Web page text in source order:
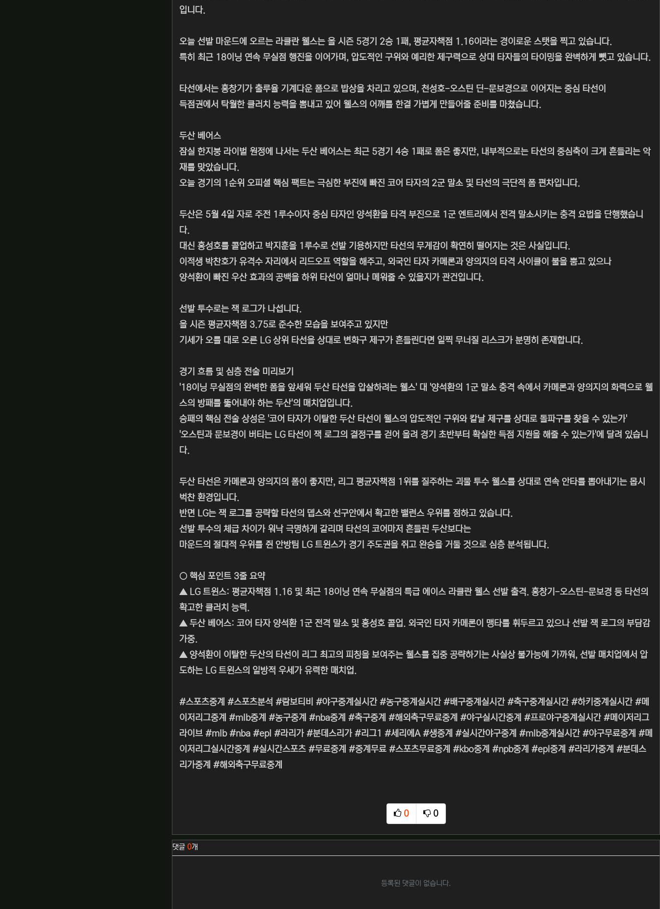
입니다.
오늘 선발 마운드에 오르는 라클란 웰스는 올 시즌 5경기 2승 1패, 평균자책점 1.16이라는 경이로운 스탯을 찍고 있습니다.
특히 최근 18이닝 연속 무실점 행진을 이어가며, 압도적인 구위와 예리한 제구력으로 상대 타자들의 타이밍을 완벽하게 뺏고 있습니다.
타선에서는 홍창기가 출루율 기계다운 폼으로 밥상을 차리고 있으며, 천성호-오스틴 딘-문보경으로 이어지는 중심 타선이
득점권에서 탁월한 클러치 능력을 뽐내고 있어 웰스의 어깨를 한결 가볍게 만들어줄 준비를 마쳤습니다.
두산 베어스
잠실 한지붕 라이벌 원정에 나서는 두산 베어스는 최근 5경기 4승 1패로 폼은 좋지만, 내부적으로는 타선의 중심축이 크게 흔들리는 악
재를 맞았습니다.
오늘 경기의 1순위 오피셜 핵심 팩트는 극심한 부진에 빠진 코어 타자의 2군 말소 및 타선의 극단적 폼 편차입니다.
두산은 5월 4일 자로 주전 1루수이자 중심 타자인 양석환을 타격 부진으로 1군 엔트리에서 전격 말소시키는 충격 요법을 단행했습니
다.
대신 홍성호를 콜업하고 박지훈을 1루수로 선발 기용하지만 타선의 무게감이 확연히 떨어지는 것은 사실입니다.
이적생 박찬호가 유격수 자리에서 리드오프 역할을 해주고, 외국인 타자 카메론과 양의지의 타격 사이클이 불을 뿜고 있으나
양석환이 빠진 우산 효과의 공백을 하위 타선이 얼마나 메워줄 수 있을지가 관건입니다.
선발 투수로는 잭 로그가 나섭니다.
올 시즌 평균자책점 3.75로 준수한 모습을 보여주고 있지만
기세가 오를 대로 오른 LG 상위 타선을 상대로 변화구 제구가 흔들린다면 일찍 무너질 리스크가 분명히 존재합니다.
경기 흐름 및 심층 전술 미리보기
'18이닝 무실점의 완벽한 폼을 앞세워 두산 타선을 압살하려는 웰스' 대 '양석환의 1군 말소 충격 속에서 카메론과 양의지의 화력으로 웰
스의 방패를 뚫어내야 하는 두산'의 매치업입니다.
승패의 핵심 전술 상성은 '코어 타자가 이탈한 두산 타선이 웰스의 압도적인 구위와 칼날 제구를 상대로 돌파구를 찾을 수 있는가'
'오스틴과 문보경이 버티는 LG 타선이 잭 로그의 결정구를 걷어 올려 경기 초반부터 확실한 득점 지원을 해줄 수 있는가'에 달려 있습니
다.
두산 타선은 카메론과 양의지의 폼이 좋지만, 리그 평균자책점 1위를 질주하는 괴물 투수 웰스를 상대로 연속 안타를 뽑아내기는 몹시
벅찬 환경입니다.
반면 LG는 잭 로그를 공략할 타선의 뎁스와 선구안에서 확고한 밸런스 우위를 점하고 있습니다.
선발 투수의 체급 차이가 워낙 극명하게 갈리며 타선의 코어마저 흔들린 두산보다는
마운드의 절대적 우위를 쥔 안방팀 LG 트윈스가 경기 주도권을 쥐고 완승을 거둘 것으로 심층 분석됩니다.
○ 핵심 포인트 3줄 요약
▲ LG 트윈스: 평균자책점 1.16 및 최근 18이닝 연속 무실점의 특급 에이스 라클란 웰스 선발 출격. 홍창기-오스틴-문보경 등 타선의
확고한 클러치 능력.
▲ 두산 베어스: 코어 타자 양석환 1군 전격 말소 및 홍성호 콜업. 외국인 타자 카메론이 맹타를 휘두르고 있으나 선발 잭 로그의 부담감
가중.
▲ 양석환이 이탈한 두산의 타선이 리그 최고의 피칭을 보여주는 웰스를 집중 공략하기는 사실상 불가능에 가까워, 선발 매치업에서 압
도하는 LG 트윈스의 일방적 우세가 유력한 매치업.
#스포츠중계 #스포츠분석 #람보티비 #야구중계실시간 #농구중계실시간 #배구중계실시간 #축구중계실시간 #하키중계실시간 #메
이저리그중계 #mlb중계 #농구중계 #nba중계 #축구중계 #해외축구무료중계 #야구실시간중계 #프로야구중계실시간 #메이저리그
라이브 #mlb #nba #epl #라리가 #분데스리가 #리그1 #세리에A #생중계 #실시간야구중계 #mlb중계실시간 #야구무료중계 #메
이저리그실시간중계 #실시간스포츠 #무료중계 #중계무료 #스포츠무료중계 #kbo중계 #npb중계 #epl중계 #라리가중계 #분데스
리가중계 #해외축구무료중계
0
추천
0
비추천
관련자료
댓글 0개
등록된 댓글이 없습니다.